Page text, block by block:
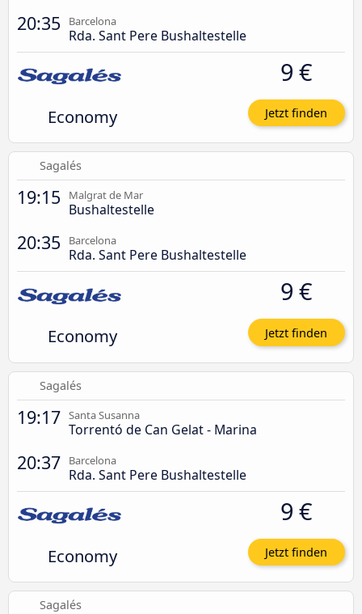
20:35 Barcelona
Rda. Sant Pere Bushaltestelle
Economy
9 €
Jetzt finden
Sagalés
19:15 Malgrat de Mar
Bushaltestelle
20:35 Barcelona
Rda. Sant Pere Bushaltestelle
Economy
9 €
Jetzt finden
Sagalés
19:17 Santa Susanna
Torrentó de Can Gelat - Marina
20:37 Barcelona
Rda. Sant Pere Bushaltestelle
Economy
9 €
Jetzt finden
Sagalés